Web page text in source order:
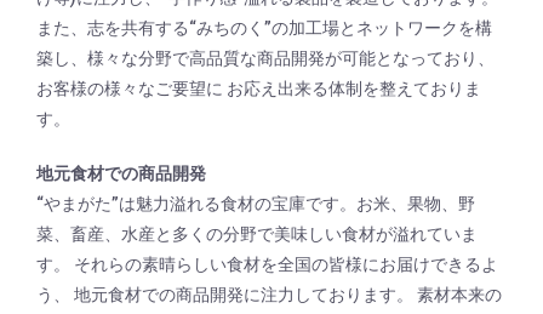
また、志を共有する“みちのく”の加工場とネットワークを構
築し、様々な分野で高品質な商品開発が可能となっており、
お客様の様々なご要望に お応え出来る体制を整えておりま
す。
地元食材での商品開発
“やまがた”は魅力溢れる食材の宝庫です。お米、果物、野
菜、畜産、水産と多くの分野で美味しい食材が溢れていま
す。 それらの素晴らしい食材を全国の皆様にお届けできるよ
う、 地元食材での商品開発に注力しております。 素材本来の